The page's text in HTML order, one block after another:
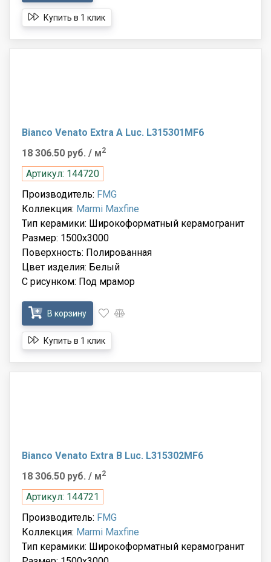
Купить в 1 клик
Bianco Venato Extra A Luc. L315301MF6
18 306.50 руб. / м2
Артикул: 144720
Производитель: FMG
Коллекция: Marmi Maxfine
Тип керамики: Широкоформатный керамогранит
Размер: 1500x3000
Поверхность: Полированная
Цвет изделия: Белый
С рисунком: Под мрамор
В корзину
Купить в 1 клик
Bianco Venato Extra B Luc. L315302MF6
18 306.50 руб. / м2
Артикул: 144721
Производитель: FMG
Коллекция: Marmi Maxfine
Тип керамики: Широкоформатный керамогранит